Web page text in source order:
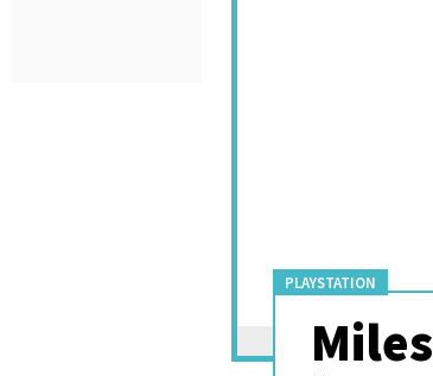
PLAYSTATION